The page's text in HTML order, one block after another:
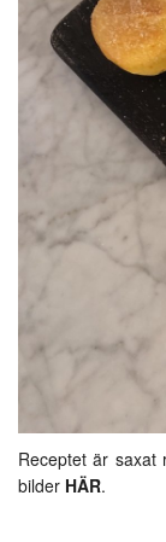
Receptet är saxat
bilder HÄR.